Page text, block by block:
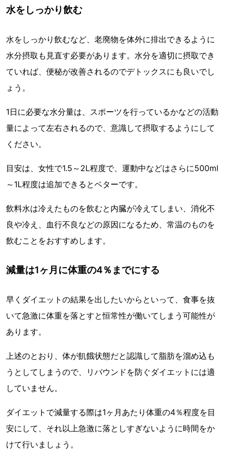
水をしっかり飲む
水をしっかり飲むなど、老廃物を体外に排出できるように
水分摂取も見直す必要があります。水分を適切に摂取でき
ていれば、便秘が改善されるのでデトックスにも良いでし
ょう。
1日に必要な水分量は、スポーツを行っているかなどの活動
量によって左右されるので、意識して摂取するようにして
ください。
目安は、女性で1.5～2L程度で、運動中などはさらに500ml
～1L程度は追加できるとベターです。
飲料水は冷えたものを飲むと内臓が冷えてしまい、消化不
良や冷え、血行不良などの原因になるため、常温のものを
飲むことをおすすめします。
減量は1ヶ月に体重の4％までにする
早くダイエットの結果を出したいからといって、食事を抜
いて急激に体重を落とすと恒常性が働いてしまう可能性が
あります。
上述のとおり、体が飢餓状態だと認識して脂肪を溜め込も
うとしてしまうので、リバウンドを防ぐダイエットには適
していません。
ダイエットで減量する際は1ヶ月あたり体重の4％程度を目
安にして、それ以上急激に落としすぎないように時間をか
けて行いましょう。